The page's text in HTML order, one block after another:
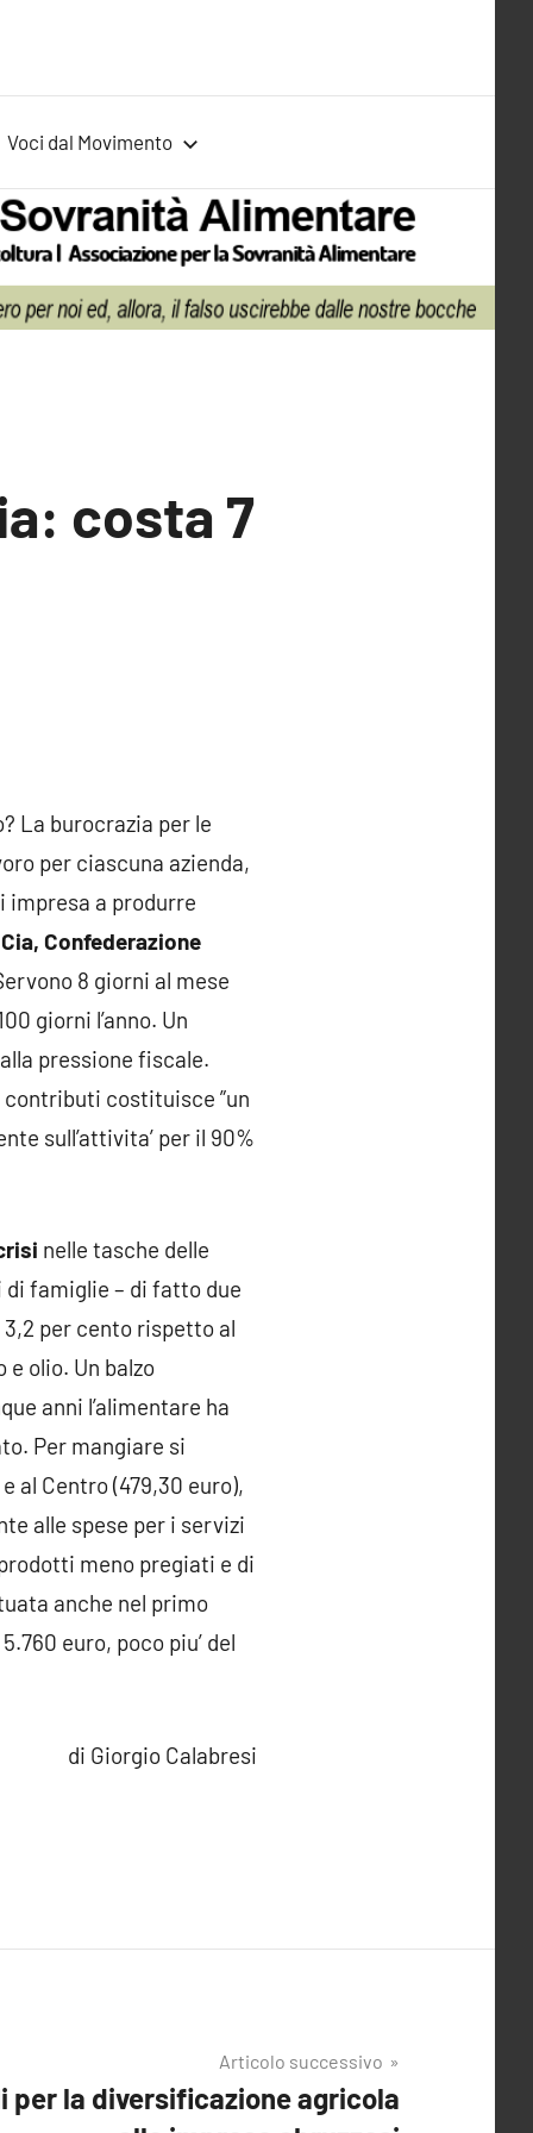
Voci dal Movimento
costa 7
La burocrazia per le
per ciascuna azienda,
impresa a produrre
Cia, Confederazione
8 giorni al mese
giorni l’anno. Un
pressione fiscale.
contributi costituisce ”un
sull’attivita’ per il 90%
nelle tasche delle
di famiglie – di fatto due
3,2 per cento rispetto al
olio. Un balzo
anni l’alimentare ha
Per mangiare si
al Centro (479,30 euro),
alle spese per i servizi
meno pregiati e di
anche nel primo
euro, poco piu’ del
di Giorgio Calabresi
Articolo successivo
per la diversificazione agricola